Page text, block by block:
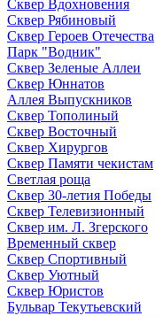
Сквер Вдохновения
Сквер Рябиновый
Сквер Героев Отечества
Парк "Водник"
Сквер Зеленые Аллеи
Сквер Юннатов
Аллея Выпускников
Сквер Тополиный
Сквер Восточный
Сквер Хирургов
Сквер Памяти чекистам
Светлая роща
Сквер 30-летия Победы
Сквер Телевизионный
Сквер им. Л. Згерского
Временный сквер
Сквер Спортивный
Сквер Уютный
Сквер Юристов
Бульвар Текутьевский